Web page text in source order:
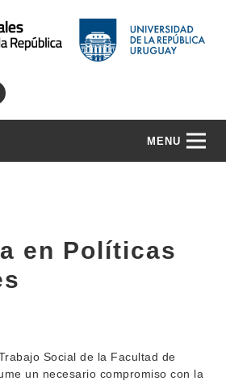
MENU
en Políticas
Social de la Facultad de
un necesario compromiso con la